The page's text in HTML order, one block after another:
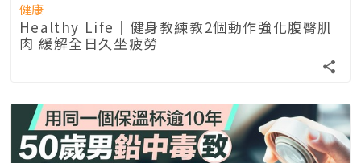
健康
Healthy Life｜健身教練教2個動作強化腹臀肌
肉 緩解全日久坐疲勞